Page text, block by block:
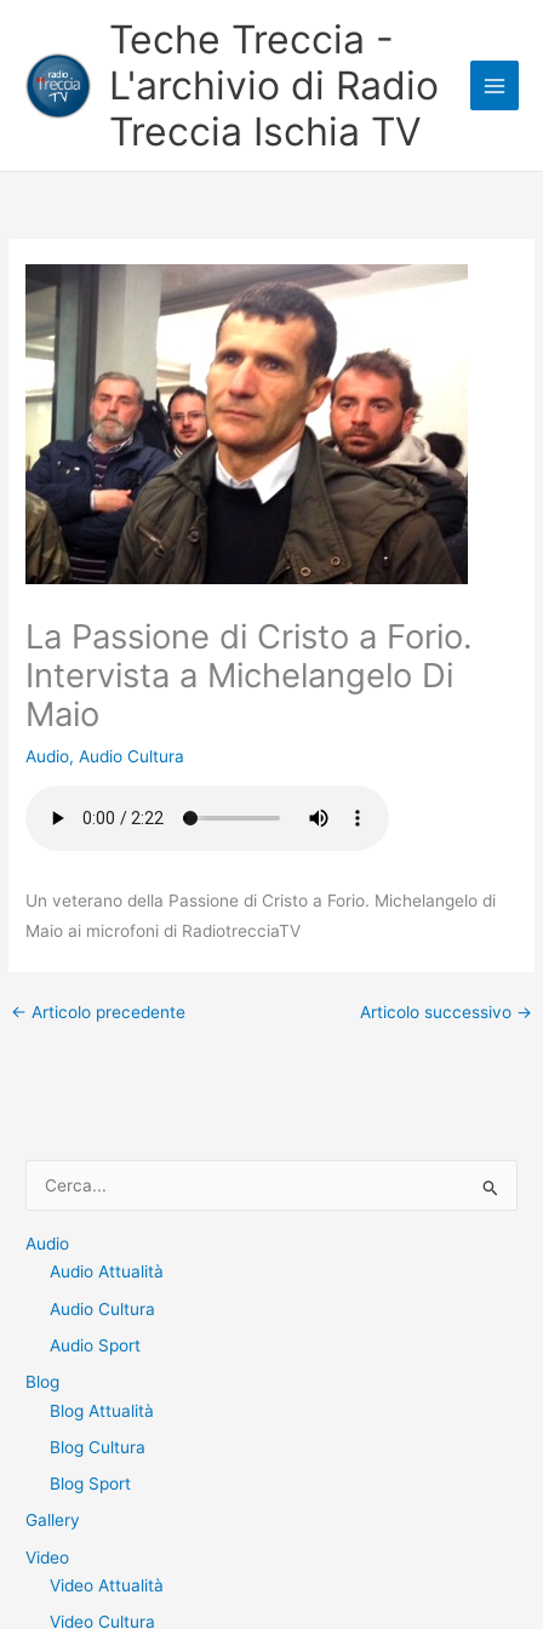
contenuto
Teche Treccia -
L'archivio di Radio
Treccia Ischia TV
La Passione di Cristo a Forio.
Intervista a Michelangelo Di
Maio
Audio,Audio Cultura
Un veterano della Passione di Cristo a Forio. Michelangelo di
Maio ai microfoni di RadiotrecciaTV
← Articolo precedente Articolo successivo →
r
Audio
Audio Attualità
Audio Cultura
Audio Sport
Blog
Blog Attualità
Blog Cultura
Blog Sport
Gallery
Video
Video Attualità
Video Cultura